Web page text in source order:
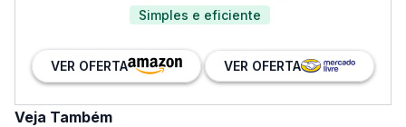
Simples e eficiente
VER OFERTA VER OFERTA
Veja Também